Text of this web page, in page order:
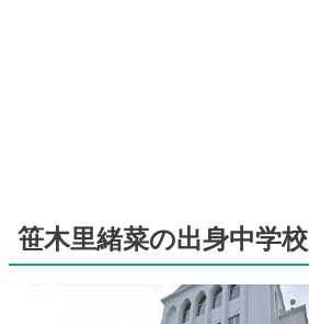
笹木里緒菜の出身中学校